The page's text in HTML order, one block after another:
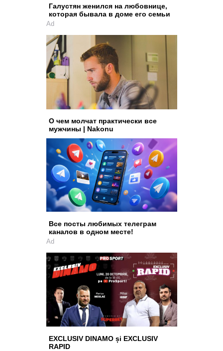
Галустян женился на любовнице,
которая бывала в доме его семьи
Ad
О чем молчат практически все
мужчины | Nakonu
Все посты любимых телеграм
каналов в одном месте!
Ad
EXCLUSIV DINAMO și EXCLUSIV
RAPID